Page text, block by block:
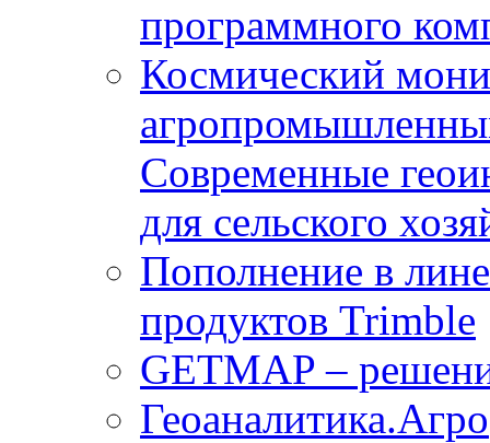
программного
Космический
Современные
для сельского
Пополнение в
продуктов Trimble
GETMAP –
Геоаналитика.Агро